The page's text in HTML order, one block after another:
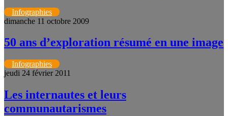
Infographies
dimanche 11 octobre 2009
50 ans d’exploration résumé en une image
Infographies
jeudi 24 février 2011
Les internautes et leurs
communautarismes